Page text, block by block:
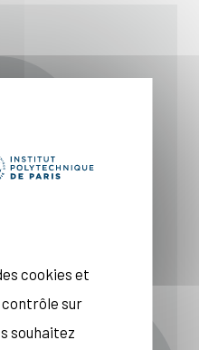
cookies et
contrôle sur
souhaitez